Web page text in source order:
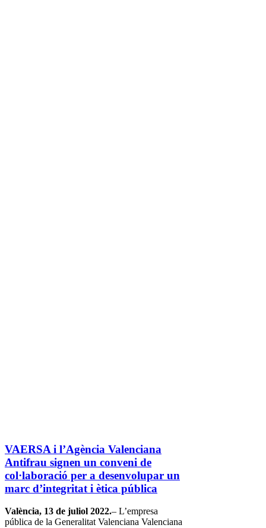
VAERSA i l’Agència Valenciana
Antifrau signen un conveni de
col·laboració per a desenvolupar un
marc d’integritat i ètica pública
València, 13 de juliol 2022.– L’empresa
pública de la Generalitat Valenciana Valenciana